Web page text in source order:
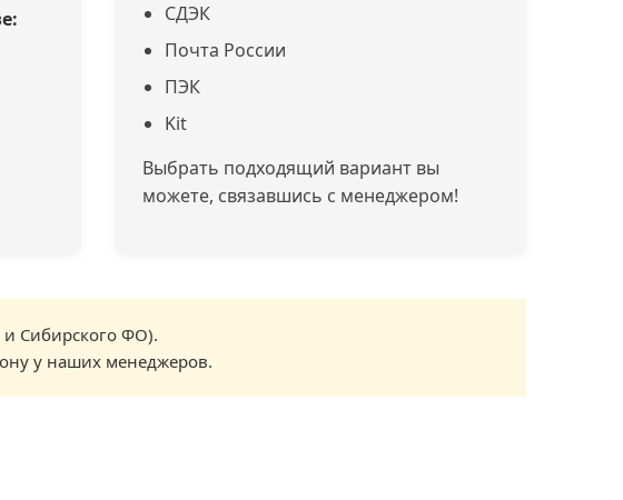
СДЭК
Почта России
ПЭК
Kit
Выбрать подходящий вариант вы
можете, связавшись с менеджером!
Сибирского ФО).
у наших менеджеров.